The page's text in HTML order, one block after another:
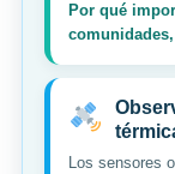
Por qué
Los sensores